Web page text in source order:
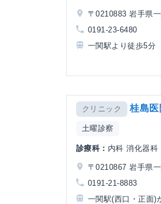
〒0210883 岩手県
0191-23-6480
一関駅より徒歩5分
クリニック 桂島医
土曜診察
診療科： 内科 消化器科
〒0210867 岩手県
0191-21-8883
一関駅(西口・正面)